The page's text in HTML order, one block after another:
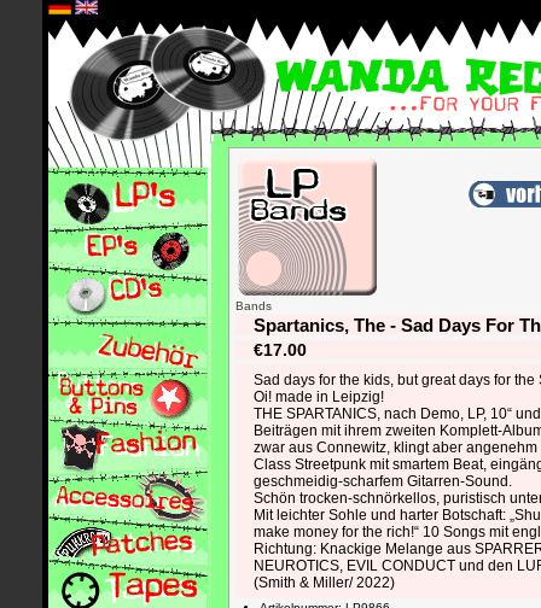
Bands
Spartanics, The - Sad Days For
€17.00
Sad days for the kids, but great days for
Oi! made in Leipzig!
THE SPARTANICS, nach Demo, LP, 10“
Beiträgen mit ihrem zweiten Komplett-
zwar aus Connewitz, klingt aber angenehm
Class Streetpunk mit smartem Beat,
geschmeidig-scharfem Gitarren-Sound.
Schön trocken-schnörkellos, puristisch
Mit leichter Sohle und harter Botschaft:
make money for the rich!“ 10 Songs mit
Richtung: Knackige Melange aus
NEUROTICS, EVIL CONDUCT und den
(Smith & Miller/ 2022)